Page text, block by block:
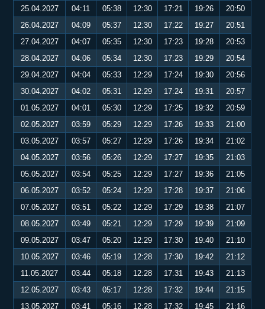
25.04.2027
04:11 05:38 12:30 17:21 19:26
20:50
26.04.2027
04:09 05:37 12:30 17:22 19:27
20:51
27.04.2027
04:07 05:35 12:30 17:23 19:28
20:53
28.04.2027
04:06 05:34 12:30 17:23 19:29
20:54
29.04.2027
04:04 05:33 12:29 17:24 19:30
20:56
30.04.2027
04:02 05:31 12:29 17:24 19:31
20:57
01.05.2027
04:01 05:30 12:29 17:25 19:32
20:59
02.05.2027
03:59 05:29 12:29 17:26 19:33
21:00
03.05.2027
03:57 05:27 12:29 17:26 19:34
21:02
04.05.2027
03:56 05:26 12:29 17:27 19:35
21:03
05.05.2027
03:54 05:25 12:29 17:27 19:36
21:05
06.05.2027
03:52 05:24 12:29 17:28 19:37
21:06
07.05.2027
03:51 05:22 12:29 17:29 19:38
21:07
08.05.2027
03:49 05:21 12:29 17:29 19:39
21:09
09.05.2027
03:47 05:20 12:29 17:30 19:40
21:10
10.05.2027
03:46 05:19 12:28 17:30 19:42
21:12
11.05.2027
03:44 05:18 12:28 17:31 19:43
21:13
12.05.2027
03:43 05:17 12:28 17:32 19:44
21:15
13.05.2027
03:41 05:16 12:28 17:32 19:45
21:16